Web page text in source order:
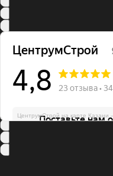
ЦентрумСтрой на карте Казани